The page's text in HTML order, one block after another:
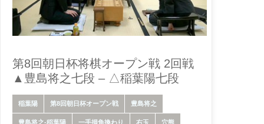
第8回朝日杯将棋オープン戦 2回戦
▲豊島将之七段 – △稲葉陽七段
稲葉陽 第8回朝日杯オープン戦 豊島将之
豊島将之-稲葉陽 一手損角換わり 右玉 穴熊